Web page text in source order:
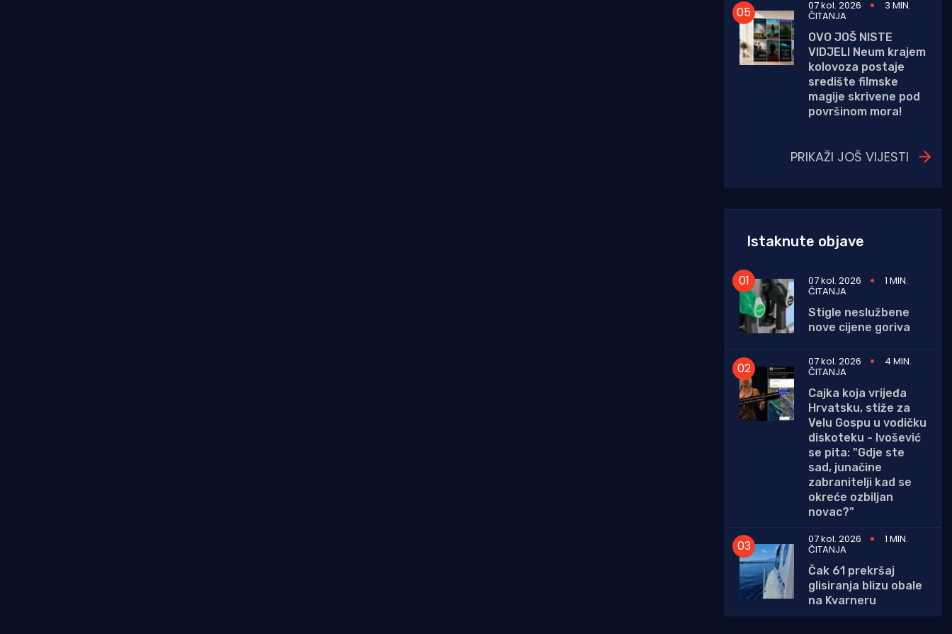
07 kol. 2026 3 MIN.
ČITANJA
OVO JOŠ NISTE
VIDJELI Neum krajem
kolovoza postaje
središte filmske
magije skrivene pod
površinom mora!
PRIKAŽI JOŠ VIJESTI
Istaknute objave
07 kol. 2026 1 MIN.
ČITANJA
Stigle neslužbene
nove cijene goriva
07 kol. 2026 4 MIN.
ČITANJA
Cajka koja vrijeđa
Hrvatsku, stiže za
Velu Gospu u vodičku
diskoteku - Ivošević
se pita: "Gdje ste
sad, junačine
zabranitelji kad se
okreće ozbiljan
novac?"
07 kol. 2026
1 MIN.
ČITANJA
Čak 61 prekršaj
glisiranja blizu obale
na Kvarneru